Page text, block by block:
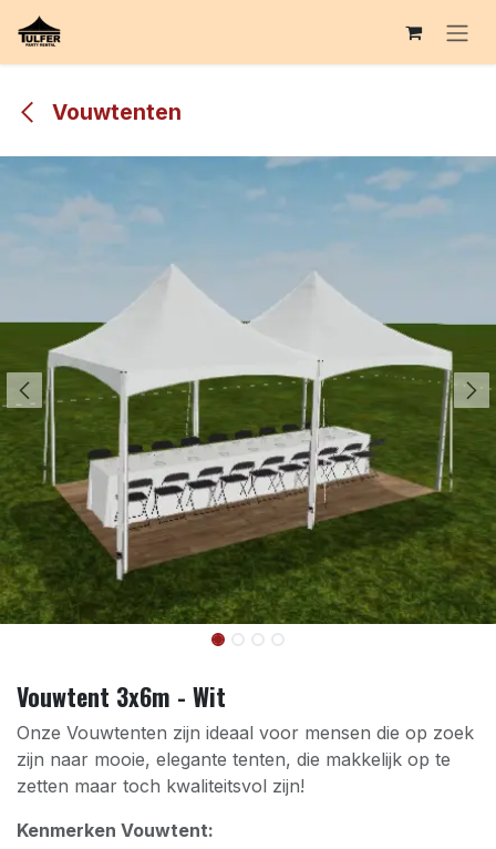
Overslaan naar inhoud
Vouwtenten
Vouwtent 3x6m - Wit
Onze Vouwtenten zijn ideaal voor mensen die op zoek
zijn naar mooie, elegante tenten, die makkelijk op te
zetten maar toch kwaliteitsvol zijn!
Kenmerken Vouwtent: